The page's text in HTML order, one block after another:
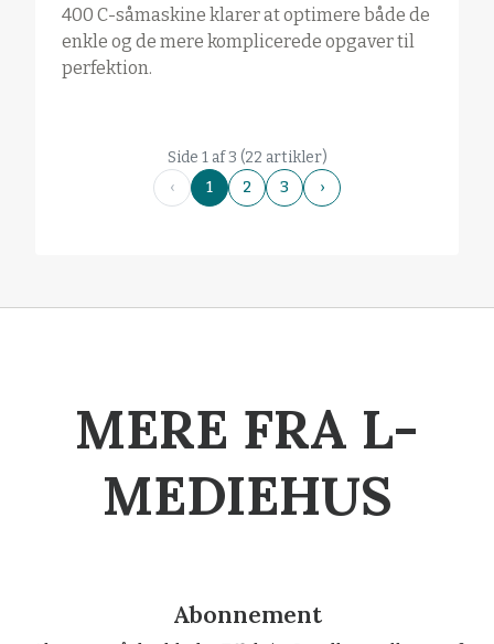
400 C-såmaskine klarer at optimere både de
enkle og de mere komplicerede opgaver til
perfektion.
Side 1 af 3 (22 artikler)
‹
1 2 3 ›
MERE FRA L-
MEDIEHUS
Abonnement